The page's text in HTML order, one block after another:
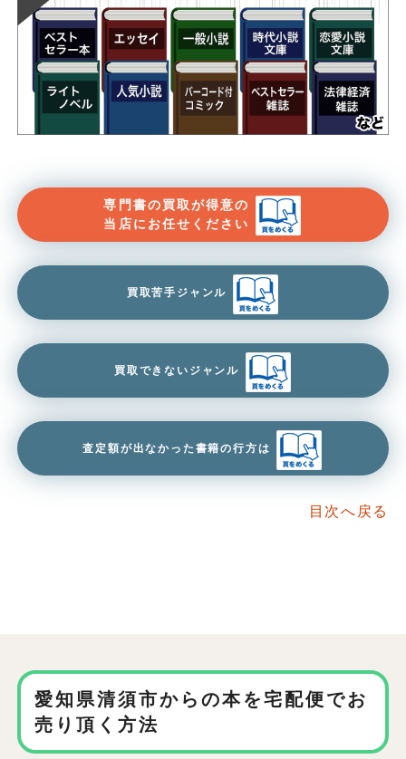
専門書の買取が得意の
当店にお任せください
買取苦手ジャンル
買取できないジャンル
査定額が出なかった書籍の行方は
目次へ戻る
愛知県清須市からの本を宅配便でお
売り頂く方法